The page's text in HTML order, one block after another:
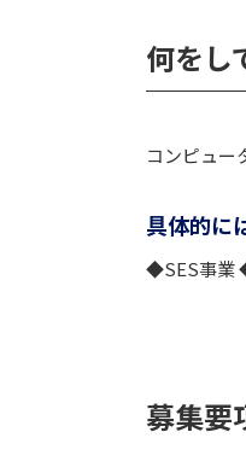
何をし
コンピュー
具体的に
◆SES事業
募集要